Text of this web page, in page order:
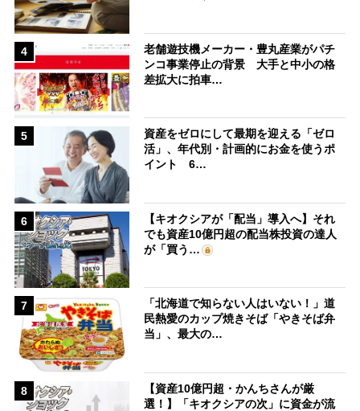
4
老舗遊技機メーカー・豊丸産業がパチ
ンコ事業停止の背景 大手と中小の格
差拡大に拍車…
5
資産をゼロにして最期を迎える「ゼロ
活」、年代別・計画的にお金を使うポ
イント 6…
6
【キオクシアが「配当」導入へ】それ
でも資産10億円超の配当株投資の達人
が「買う…
7
「北海道で知らない人はいない！」道
民熱愛のカップ焼きそば「やきそば弁
当」、最大の…
8
【資産10億円超・かんちさんが厳
選！】「キオクシアの次」に資金が流